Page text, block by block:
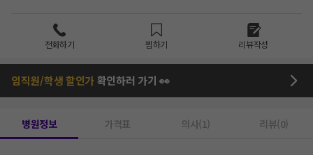
전화하기 찜하기 리뷰작성
임직원/학생 할인가확인하러 가기 👀
병원정보 가격표 의사(1) 리뷰(0)